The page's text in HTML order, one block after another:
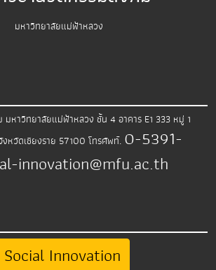
มหาวิทยาลัยแม่ฟ้าหลวง
มหาวิทยาลัยแม่ฟ้าหลวง ชั้น 4 อาคาร E1 333 หมู่ 1
งหวัดเชียงราย 57100 โทรศัพท์. 0-5391-
innovation@mfu.ac.th
Innovation